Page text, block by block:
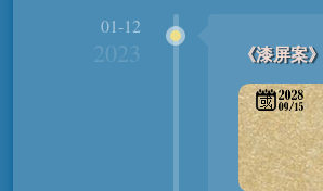
01-12
2023 《漆屏案